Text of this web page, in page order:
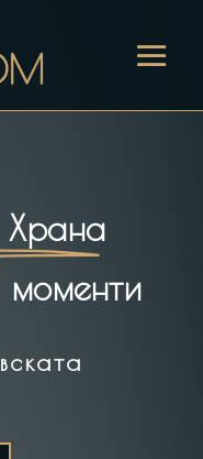
Храна
моменти